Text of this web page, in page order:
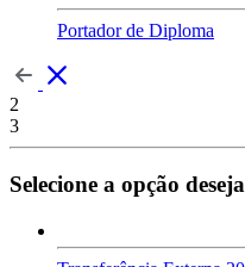
Portador de Diploma
2
3
Selecione a opção